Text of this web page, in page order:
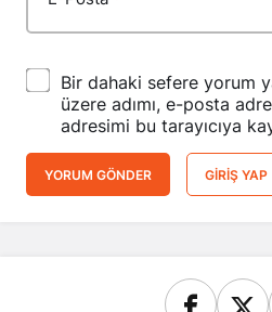
Bir dahaki sefere yorum
üzere adımı, e-posta
adresimi bu tarayıcıya
YORUM GÖNDER GIRIŞ YAP